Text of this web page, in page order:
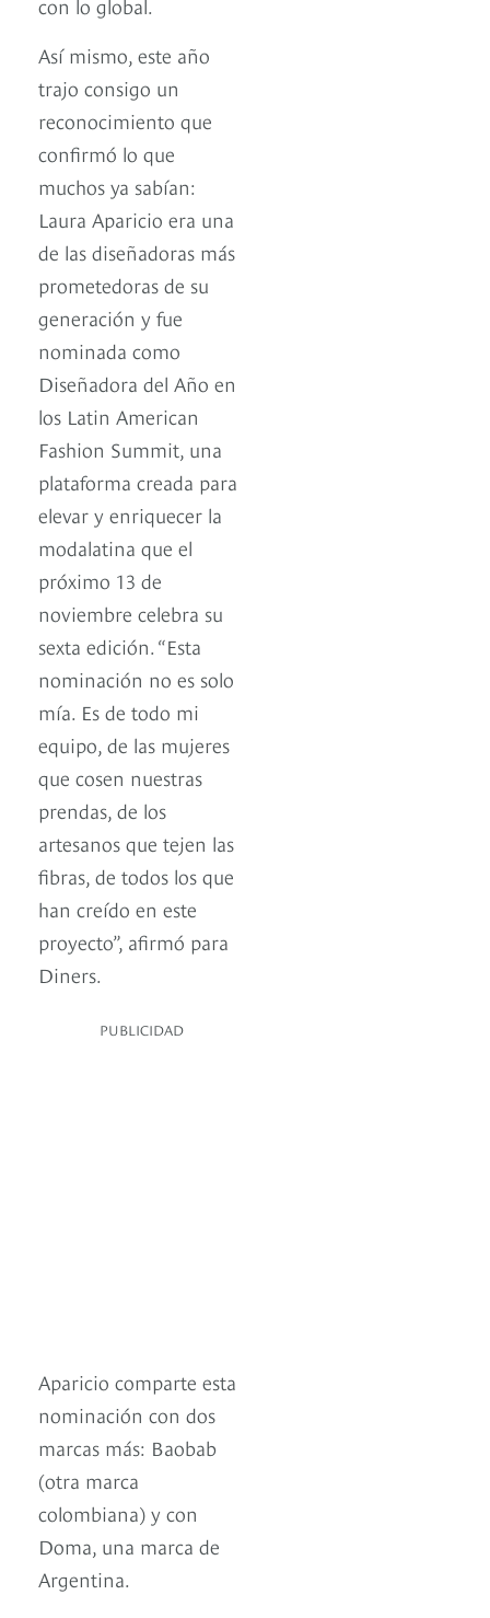
Así mismo, este año
trajo consigo un
reconocimiento que
confirmó lo que
muchos ya sabían:
Laura Aparicio era una
de las diseñadoras más
prometedoras de su
generación y fue
nominada como
Diseñadora del Año en
los Latin American
Fashion Summit, una
plataforma creada para
elevar y enriquecer la
modalatina que el
próximo 13 de
noviembre celebra su
sexta edición. “Esta
nominación no es solo
mía. Es de todo mi
equipo, de las mujeres
que cosen nuestras
prendas, de los
artesanos que tejen las
fibras, de todos los que
han creído en este
proyecto”, afirmó para
Diners.
PUBLICIDAD
Aparicio comparte esta
nominación con dos
marcas más: Baobab
(otra marca
colombiana) y con
Doma, una marca de
Argentina.